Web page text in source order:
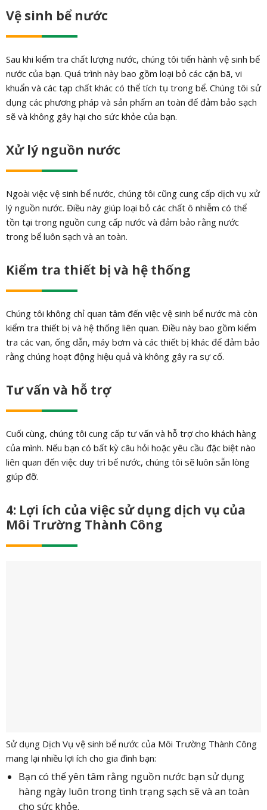
Vệ sinh bể nước
Sau khi kiểm tra chất lượng nước, chúng tôi tiến hành vệ sinh bể
nước của bạn. Quá trình này bao gồm loại bỏ các cặn bã, vi
khuẩn và các tạp chất khác có thể tích tụ trong bể. Chúng tôi sử
dụng các phương pháp và sản phẩm an toàn để đảm bảo sạch
sẽ và không gây hại cho sức khỏe của bạn.
Xử lý nguồn nước
Ngoài việc vệ sinh bể nước, chúng tôi cũng cung cấp dịch vụ xử
lý nguồn nước. Điều này giúp loại bỏ các chất ô nhiễm có thể
tồn tại trong nguồn cung cấp nước và đảm bảo rằng nước
trong bể luôn sạch và an toàn.
Kiểm tra thiết bị và hệ thống
Chúng tôi không chỉ quan tâm đến việc vệ sinh bể nước mà còn
kiểm tra thiết bị và hệ thống liên quan. Điều này bao gồm kiểm
tra các van, ống dẫn, máy bơm và các thiết bị khác để đảm bảo
rằng chúng hoạt động hiệu quả và không gây ra sự cố.
Tư vấn và hỗ trợ
Cuối cùng, chúng tôi cung cấp tư vấn và hỗ trợ cho khách hàng
của mình. Nếu bạn có bất kỳ câu hỏi hoặc yêu cầu đặc biệt nào
liên quan đến việc duy trì bể nước, chúng tôi sẽ luôn sẵn lòng
giúp đỡ.
4: Lợi ích của việc sử dụng dịch vụ của
Môi Trường Thành Công
Sử dụng Dịch Vụ vệ sinh bể nước của Môi Trường Thành Công
mang lại nhiều lợi ích cho gia đình bạn:
Bạn có thể yên tâm rằng nguồn nước bạn sử dụng
hàng ngày luôn trong tình trạng sạch sẽ và an toàn
cho sức khỏe.